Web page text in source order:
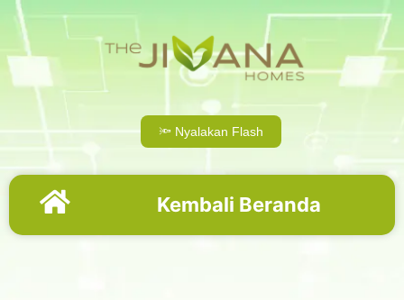
🔦 Nyalakan Flash
Kembali Beranda